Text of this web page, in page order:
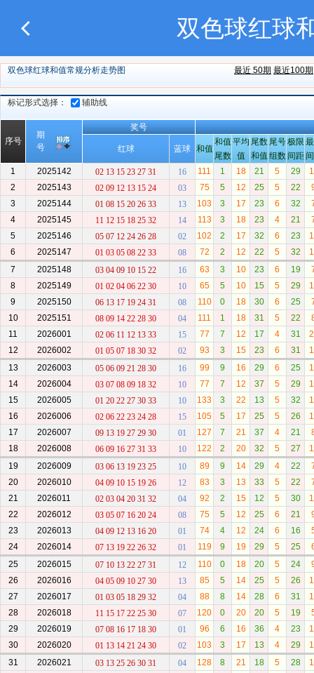
双色球红球
双色球红球和值常规分析走势图 最近 50期 最近100期
标记形式选择： 辅助线
序号
期
号
奖号
红球 蓝球 和值
和值
尾数
平均
值
尾数
和值
尾号
组数
极限
间距
1
2025142 02 13 15 23 27 31 16 111 1 18 21 5 29
2
2025143 02 09 12 13 15 24 03 75 5 12 25 5 22
3
2025144 01 08 15 20 26 33 13 103 3 17 23 6 32
4
2025145 11 12 15 18 25 32 14 113 3 18 23 4 21
5
2025146 05 07 12 24 26 28 02 102 2 17 32 6 23
6
2025147 01 03 05 08 22 33 08 72 2 12 22 5 32
7
2025148 03 04 09 10 15 22 16 63 3 10 23 6 19
8
2025149 01 02 04 06 22 30 10 65 5 10 15 5 29
9
2025150 06 13 17 19 24 31 08 110 0 18 30 6 25
10
2025151 08 09 14 22 28 30 04 111 1 18 31 5 22
11
2026001 02 06 11 12 13 33 15 77 7 12 17 4 31
12
2026002 01 05 07 18 30 32 02 93 3 15 23 6 31
13
2026003 05 06 09 21 28 30 16 99 9 16 29 6 25
14
2026004 03 07 08 09 18 32 10 77 7 12 37 5 29
15
2026005 01 20 22 27 30 33 10 133 3 22 13 5 32
16
2026006 02 06 22 23 24 28 15 105 5 17 25 5 26
17
2026007 09 13 19 27 29 30 01 127 7 21 37 4 21
18
2026008 06 09 16 27 31 33 10 122 2 20 32 5 27
19
2026009 03 06 13 19 23 25 10 89 9 14 29 4 22
20
2026010 04 09 10 15 19 26 12 83 3 13 33 5 22
21
2026011 02 03 04 20 31 32 04 92 2 15 12 5 30
22
2026012 03 05 07 16 20 24 08 75 5 12 25 6 21
23
2026013 04 09 12 13 16 20 01 74 4 12 24 6 16
24
2026014 07 13 19 22 26 32 01 119 9 19 29 5 25
25
2026015 07 10 13 22 27 31 12 110 0 18 20 5 24
26
2026016 04 05 09 10 27 30 13 85 5 14 25 5 26
27
2026017 01 03 05 18 29 32 04 88 8 14 28 6 31
28
2026018 11 15 17 22 25 30 07 120 0 20 20 5 19
29
2026019 07 08 16 17 18 30 01 96 6 16 36 4 23
30
2026020 01 13 14 21 24 30 02 103 3 17 13 4 29
31
2026021 03 13 25 26 30 31 04 128 8 21 18 5 28